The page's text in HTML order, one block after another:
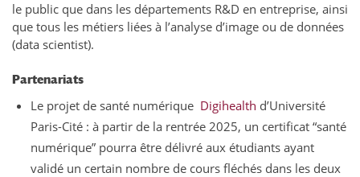
le public que dans les départements R&D en entreprise, ainsi
que tous les métiers liées à l’analyse d’image ou de données
(data scientist).
Partenariats
Le projet de santé numérique Digihealth d’Université
Paris-Cité : à partir de la rentrée 2025, un certificat “santé
numérique” pourra être délivré aux étudiants ayant
validé un certain nombre de cours fléchés dans les deux